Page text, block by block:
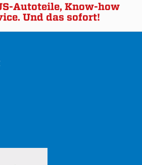
Autoteile, Know-how
Und das sofort!